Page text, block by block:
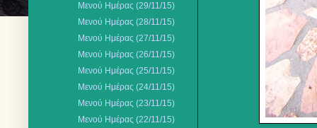
Μενού Ημέρας (29/11/15)
Μενού Ημέρας (28/11/15)
Μενού Ημέρας (27/11/15)
Μενού Ημέρας (26/11/15)
Μενού Ημέρας (25/11/15)
Μενού Ημέρας (24/11/15)
Μενού Ημέρας (23/11/15)
Μενού Ημέρας (22/11/15)